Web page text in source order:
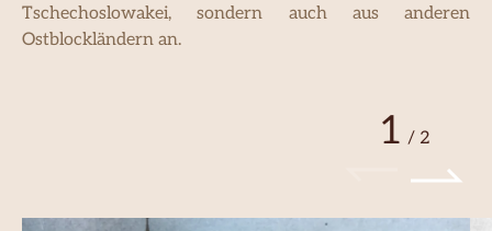
Tschechoslowakei, sondern auch aus anderen
Ostblockländern an.
1 / 2